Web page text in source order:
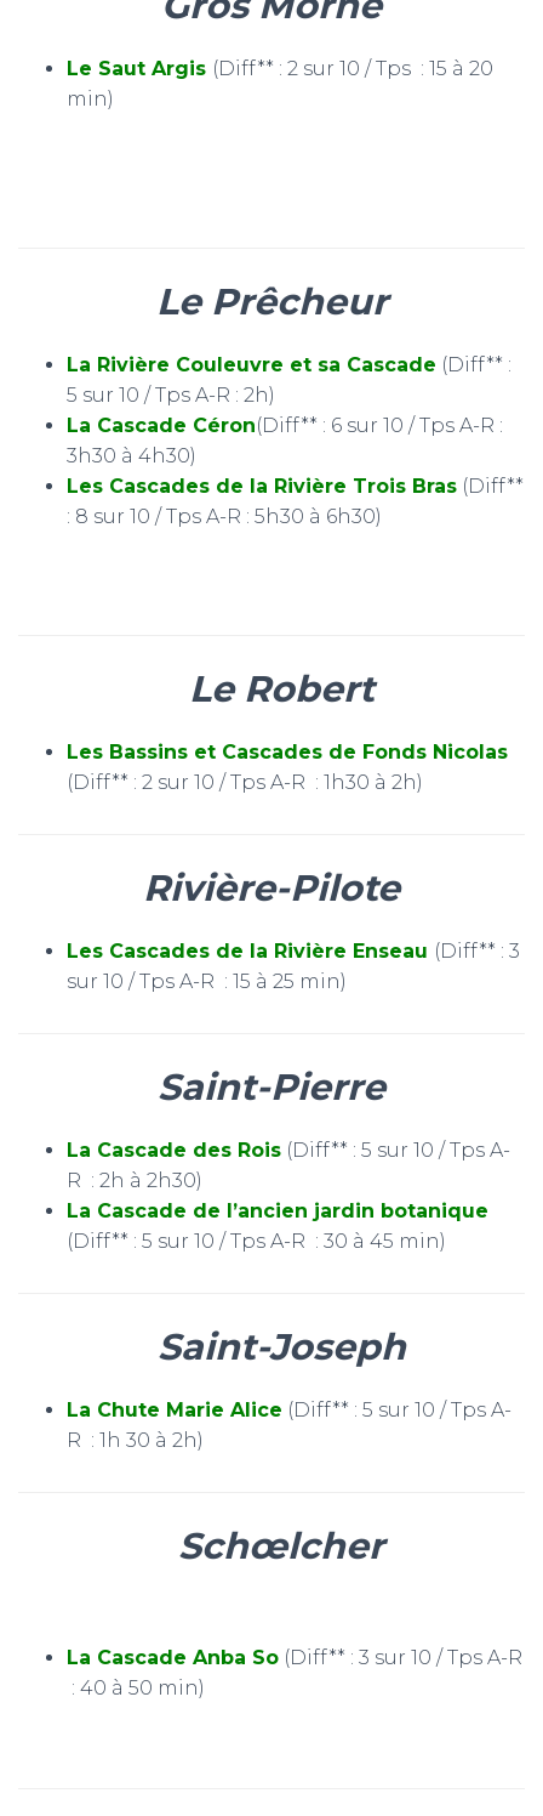
Le Saut Argis (Diff** : 2 sur 10 / Tps : 15 à 20
min)
Le Prêcheur
La Rivière Couleuvre et sa Cascade (Diff** :
5 sur 10 / Tps A-R : 2h)
La Cascade Céron(Diff** : 6 sur 10 / Tps A-R :
3h30 à 4h30)
Les Cascades de la Rivière Trois Bras (Diff**
: 8 sur 10 / Tps A-R : 5h30 à 6h30)
Le Robert
Les Bassins et Cascades de Fonds Nicolas
(Diff** : 2 sur 10 / Tps A-R : 1h30 à 2h)
Rivière-Pilote
Les Cascades de la Rivière Enseau (Diff** : 3
sur 10 / Tps A-R : 15 à 25 min)
Saint-Pierre
La Cascade des Rois (Diff** : 5 sur 10 / Tps A-
R : 2h à 2h30)
La Cascade de l’ancien jardin botanique
(Diff** : 5 sur 10 / Tps A-R : 30 à 45 min)
Saint-Joseph
La Chute Marie Alice (Diff** : 5 sur 10 / Tps A-
R : 1h 30 à 2h)
Schœlcher
La Cascade Anba So (Diff** : 3 sur 10 / Tps A-R
: 40 à 50 min)